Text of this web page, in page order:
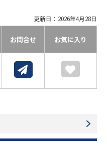
更新日：2026年4月28日
お問合せ お気に入り